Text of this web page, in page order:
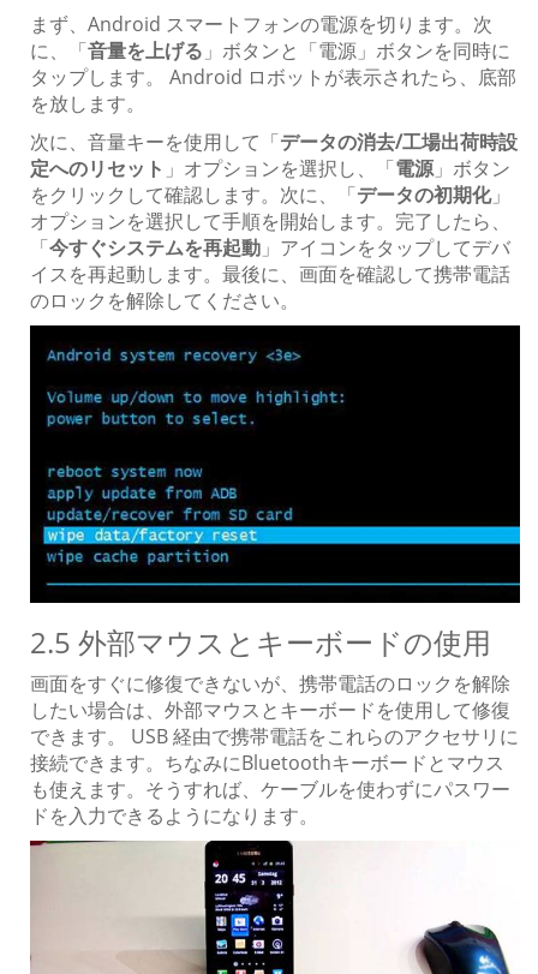
まず、Android スマートフォンの電源を切ります。次
に、「音量を上げる 」ボタンと「電源」ボタンを同時に
タップします。 Android ロボットが表示されたら、底部
を放します。
次に、音量キーを使用して「データの消去/工場出荷時設
定へのリセット 」オプションを選択し、「電源」ボタン
をクリックして確認します。次に、「データの初期化」
オプションを選択して手順を開始します。完了したら、
「今すぐシステムを再起動 」アイコンをタップしてデバ
イスを再起動します。最後に、画面を確認して携帯電話
のロックを解除してください。
2.5 外部マウスとキーボードの使用
画面をすぐに修復できないが、携帯電話のロックを解除
したい場合は、外部マウスとキーボードを使用して修復
できます。 USB 経由で携帯電話をこれらのアクセサリに
接続できます。ちなみにBluetoothキーボードとマウス
も使えます。そうすれば、ケーブルを使わずにパスワー
ドを入力できるようになります。